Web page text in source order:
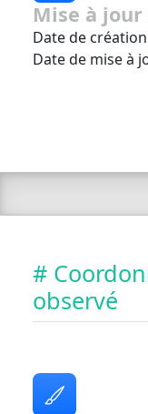
Mise à jour
Date de
Date de mise à
#
observé